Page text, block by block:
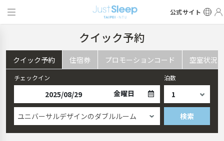
公式サイト
クイック予約
クイック予約 住宿券 プロモーションコード 空室状況
チェックイン
金曜日
泊数
ユニバーサルデザインのダブルルーム 検索